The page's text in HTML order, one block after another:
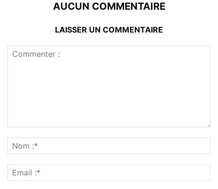
AUCUN COMMENTAIRE
LAISSER UN COMMENTAIRE